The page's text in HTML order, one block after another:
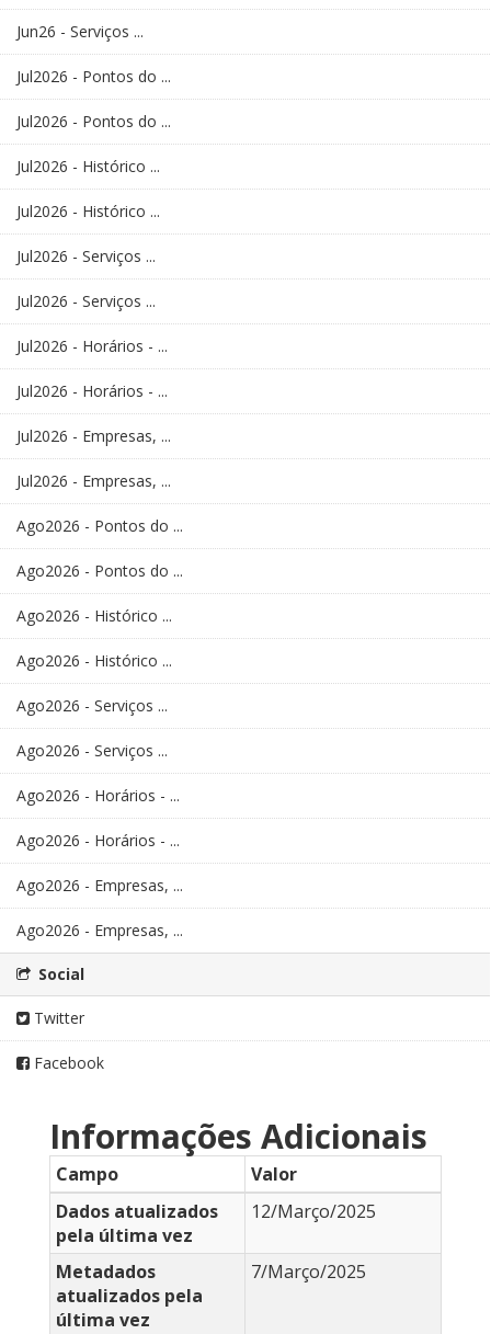
Jun26 - Serviços ...
Jul2026 - Pontos do ...
Jul2026 - Pontos do ...
Jul2026 - Histórico ...
Jul2026 - Histórico ...
Jul2026 - Serviços ...
Jul2026 - Serviços ...
Jul2026 - Horários - ...
Jul2026 - Horários - ...
Jul2026 - Empresas, ...
Jul2026 - Empresas, ...
Ago2026 - Pontos do ...
Ago2026 - Pontos do ...
Ago2026 - Histórico ...
Ago2026 - Histórico ...
Ago2026 - Serviços ...
Ago2026 - Serviços ...
Ago2026 - Horários - ...
Ago2026 - Horários - ...
Ago2026 - Empresas, ...
Ago2026 - Empresas, ...
Social
Twitter
Facebook
Informações Adicionais
Campo
Valor
Dados atualizados
pela última vez
12/Março/2025
Metadados
atualizados pela
última vez
7/Março/2025